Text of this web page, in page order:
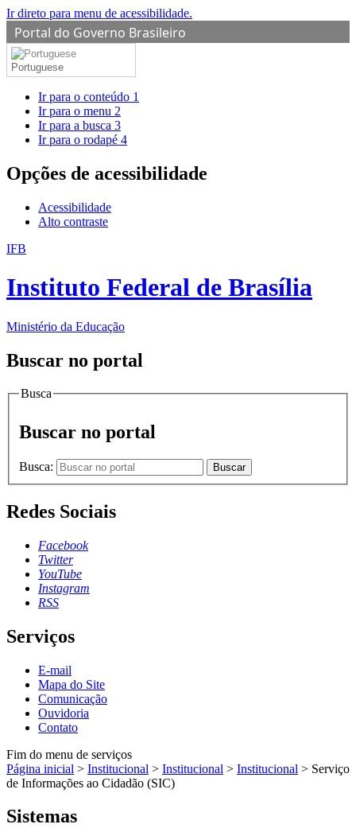
Ir direto para menu de acessibilidade.
Portal do Governo Brasileiro
Portuguese
Ir para o conteúdo 1
Ir para o menu 2
Ir para a busca 3
Ir para o rodapé 4
Opções de acessibilidade
Acessibilidade
Alto contraste
IFB
Instituto Federal de Brasília
Ministério da Educação
Buscar no portal
Busca
Buscar no portal
Busca: Buscar
Redes Sociais
Facebook
Twitter
YouTube
Instagram
RSS
Serviços
E-mail
Mapa do Site
Comunicação
Ouvidoria
Contato
Fim do menu de serviços
Página inicial > Institucional > Institucional > Institucional > Serviço
de Informações ao Cidadão (SIC)
Sistemas